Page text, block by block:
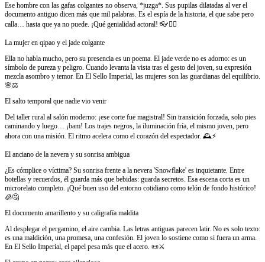
Ese hombre con las gafas colgantes no observa, *juzga*. Sus pupilas dilatadas al ver el
documento antiguo dicen más que mil palabras. Es el espía de la historia, el que sabe pero
calla… hasta que ya no puede. ¡Qué genialidad actoral! 👓🕵️‍♂️
La mujer en qipao y el jade colgante
Ella no habla mucho, pero su presencia es un poema. El jade verde no es adorno: es un
símbolo de pureza y peligro. Cuando levanta la vista tras el gesto del joven, su expresión
mezcla asombro y temor. En El Sello Imperial, las mujeres son las guardianas del equilibrio.
🌸⚖️
El salto temporal que nadie vio venir
Del taller rural al salón moderno: ¡ese corte fue magistral! Sin transición forzada, solo pies
caminando y luego… ¡bam! Los trajes negros, la iluminación fría, el mismo joven, pero
ahora con una misión. El ritmo acelera como el corazón del espectador. 🕰️⚡
El anciano de la nevera y su sonrisa ambigua
¿Es cómplice o víctima? Su sonrisa frente a la nevera 'Snowflake' es inquietante. Entre
botellas y recuerdos, él guarda más que bebidas: guarda secretos. Esa escena corta es un
microrelato completo. ¡Qué buen uso del entorno cotidiano como telón de fondo histórico!
🧊🤔
El documento amarillento y su caligrafía maldita
Al desplegar el pergamino, el aire cambia. Las letras antiguas parecen latir. No es solo texto:
es una maldición, una promesa, una confesión. El joven lo sostiene como si fuera un arma.
En El Sello Imperial, el papel pesa más que el acero. 📜⚔️